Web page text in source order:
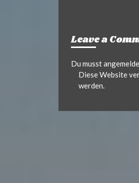
Leave a
Du musst
Diese Website
werden.